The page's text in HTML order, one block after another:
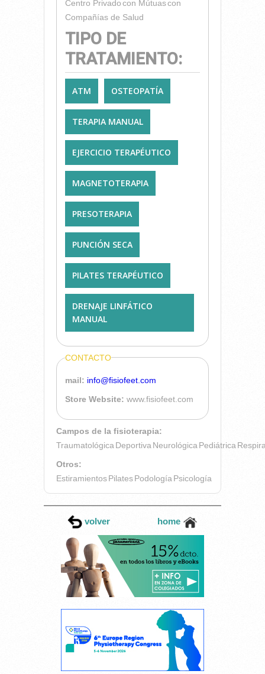
Centro Privadocon Mútuascon
Compañías de Salud
TIPO DE
TRATAMIENTO:
ATM OSTEOPATÍA
TERAPIA MANUAL
EJERCICIO TERAPÉUTICO
MAGNETOTERAPIA
PRESOTERAPIA
PUNCIÓN SECA
PILATES TERAPÉUTICO
DRENAJE LINFÁTICO
MANUAL
CONTACTO
mail: info@fisiofeet.com
Store Website: www.fisiofeet.com
Campos de la fisioterapia:
Traumatológica Deportiva Neurológica Pediátrica
Otros:
EstiramientosPilatesPodología Psicología
volver home